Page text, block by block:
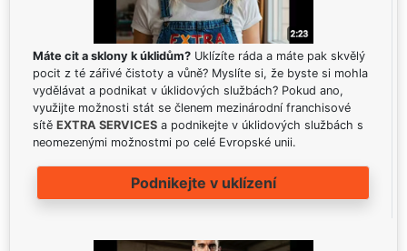
Máte cit a sklony k úklidům? Uklízíte ráda a máte pak skvělý
pocit z té zářivé čistoty a vůně? Myslíte si, že byste si mohla
vydělávat a podnikat v úklidových službách? Pokud ano,
využijte možnosti stát se členem mezinárodní franchisové
sítě EXTRA SERVICES a podnikejte v úklidových službách s
neomezenými možnostmi po celé Evropské unii.
Podnikejte v uklízení